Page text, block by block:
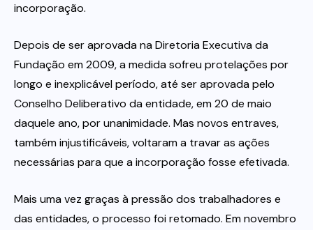
incorporação.
Depois de ser aprovada na Diretoria Executiva da
Fundação em 2009, a medida sofreu protelações por
longo e inexplicável período, até ser aprovada pelo
Conselho Deliberativo da entidade, em 20 de maio
daquele ano, por unanimidade. Mas novos entraves,
também injustificáveis, voltaram a travar as ações
necessárias para que a incorporação fosse efetivada.
Mais uma vez graças à pressão dos trabalhadores e
das entidades, o processo foi retomado. Em novembro